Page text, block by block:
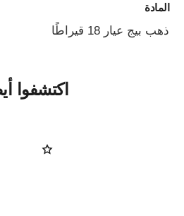
المادة
ذهب بيج عيار 18 قيراطًا
اكتشفوا